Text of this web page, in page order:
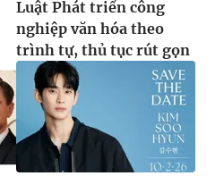
Luật Phát triển công
nghiệp văn hóa theo
trình tự, thủ tục rút gọn